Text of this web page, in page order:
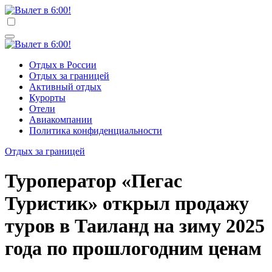
Перейти
к
Генеральный директор: Чернокоз Ольга Валерьевна
Учредитель ООО "Клуб регионов", ИНН 6685155934
Генеральный директор: Чернокоз Ольга Валерьевна
info@gosrf.ru +7 (495) 920-51-49
Отдых в России
Отдых за границей
Активный отдых
Курорты
Отели
Авиакомпании
Политика конфиденциальности
Отдых за границей
Туроператор «Пегас
Туристик» открыл продажу
туров в Таиланд на зиму 2025
года по прошлогодним ценам